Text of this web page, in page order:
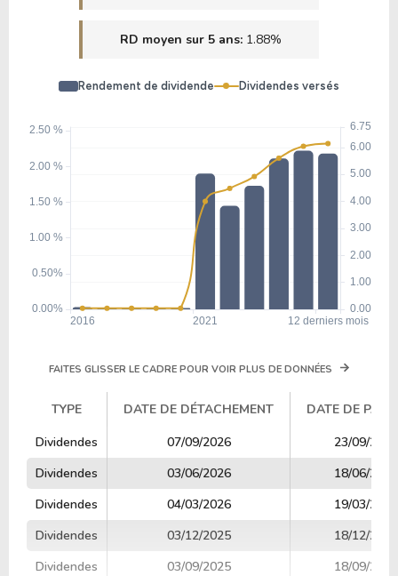
RD moyen sur 5 ans: 1.88%
Rendement de dividende Dividendes versés
FAITES GLISSER LE CADRE POUR VOIR PLUS DE DONNÉES
TYPE DATE DE DÉTACHEMENT
DATE DE
TYPE
DATE DE DÉTACHEMENT DATE DE
Dividendes 07/09/2026
23/09/2026
Dividendes
03/06/2026
18/06/2026
Dividendes
04/03/2026
19/03/2026
Dividendes
03/12/2025
18/12/2025
Dividendes
03/09/2025
18/09/2025